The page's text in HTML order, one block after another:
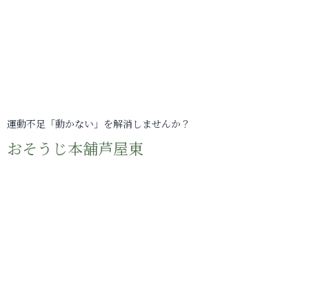
運動不足「動かない」を解消しませんか？
おそうじ本舗芦屋東